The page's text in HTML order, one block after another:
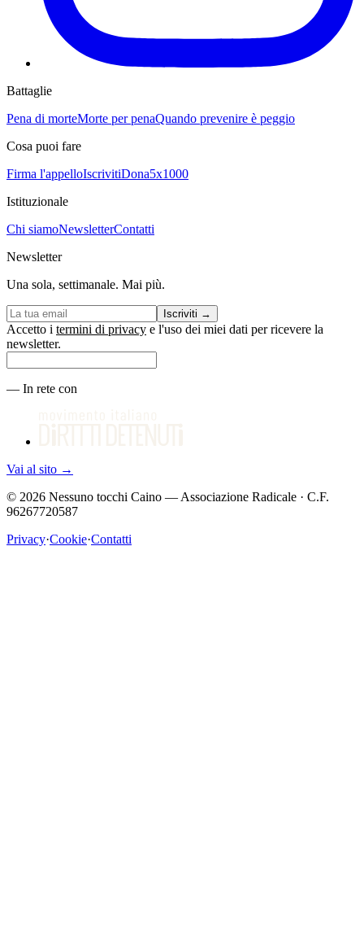
Battaglie
Pena di morteMorte per penaQuando prevenire è peggio
Cosa puoi fare
Firma l'appelloIscrivitiDona5x1000
Istituzionale
Chi siamoNewsletterContatti
Newsletter
Una sola, settimanale. Mai più.
Iscriviti →
Accetto i termini di privacy e l'uso dei miei dati per ricevere la
newsletter.
— In rete con
Vai al sito →
© 2026 Nessuno tocchi Caino — Associazione Radicale · C.F.
96267720587
Privacy·Cookie·Contatti